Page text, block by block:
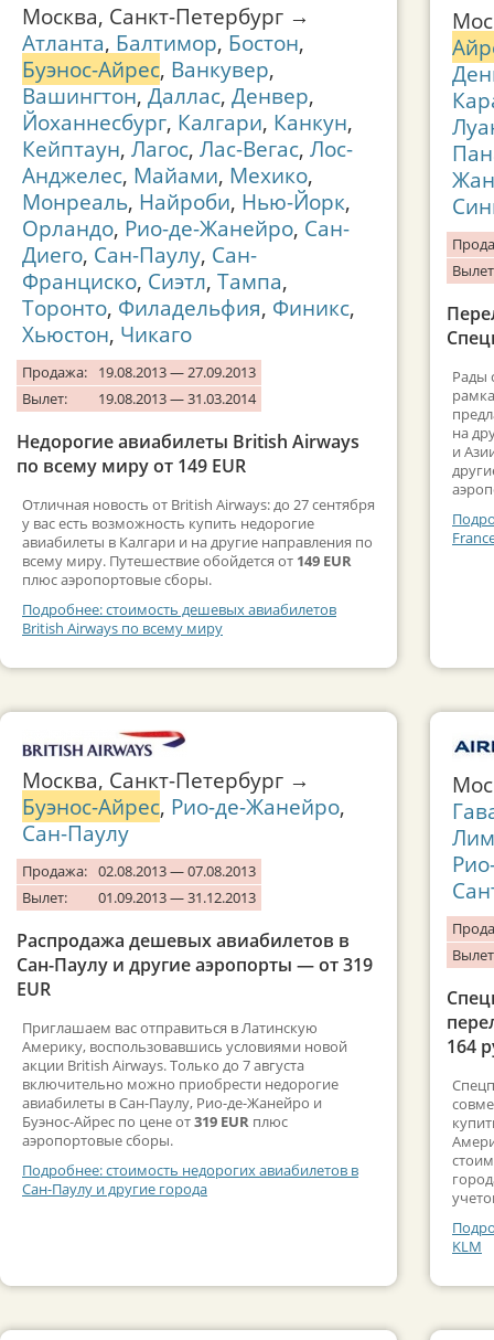
Москва, Санкт-Петербург →
Атланта, Балтимор, Бостон,
Буэнос-Айрес, Ванкувер,
Вашингтон, Даллас, Денвер,
Йоханнесбург, Калгари, Канкун,
Кейптаун, Лагос, Лас-Вегас, Лос-
Анджелес, Майами, Мехико,
Монреаль, Найроби, Нью-Йорк,
Орландо, Рио-де-Жанейро, Сан-
Диего, Сан-Паулу, Сан-
Франциско, Сиэтл, Тампа,
Торонто, Филадельфия, Финикс,
Хьюстон, Чикаго
Продажа:
19.08.2013 — 27.09.2013
Вылет:
19.08.2013 — 31.03.2014
Недорогие авиабилеты British Airways
по всему миру от 149 EUR
Отличная новость от British Airways: до 27 сентября
у вас есть возможность купить недорогие
авиабилеты в Калгари и на другие направления по
всему миру. Путешествие обойдется от 149 EUR
плюс аэропортовые сборы.
Подробнее: стоимость дешевых авиабилетов
British Airways по всему миру
Москва, Санкт-Петербург →
Буэнос-Айрес, Рио-де-Жанейро,
Сан-Паулу
Продажа: 02.08.2013 — 07.08.2013
Вылет:
01.09.2013 — 31.12.2013
Распродажа дешевых авиабилетов в
Сан-Паулу и другие аэропорты — от 319
EUR
Приглашаем вас отправиться в Латинскую
Америку, воспользовавшись условиями новой
акции British Airways. Только до 7 августа
включительно можно приобрести недорогие
авиабилеты в Сан-Паулу, Рио-де-Жанейро и
Буэнос-Айрес по цене от319 EUR плюс
аэропортовые сборы.
Подробнее: стоимость недорогих авиабилетов в
Сан-Паулу и другие города
Рады
на
и
164
KLM